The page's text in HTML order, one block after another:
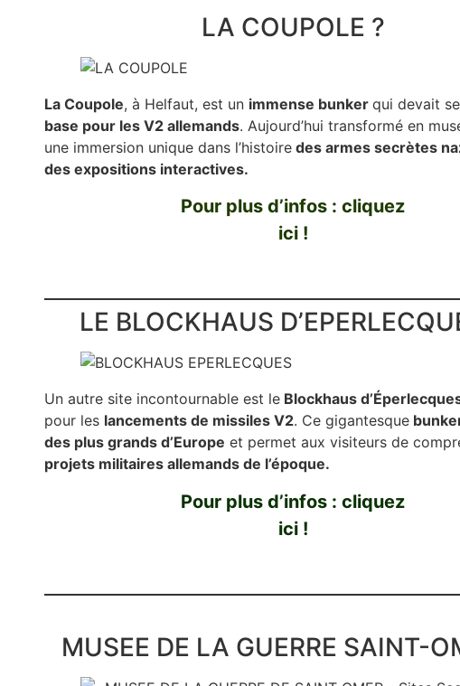
LA COUPOLE ?
La Coupole, à Helfaut, est un immense bunker qui devait
base pour les V2 allemands. Aujourd’hui transformé en
une immersion unique dans l’histoire des armes secrètes
des expositions interactives.
Pour plus d’infos : cliquez
ici !
LE BLOCKHAUS
Un autre site incontournable est le Blockhaus
pour les lancements de missiles V2. Ce gigantesque
des plus grands d’Europe et permet aux visiteurs de
projets militaires allemands de l’époque.
Pour plus d’infos : cliquez
ici !
MUSEE DE LA GUERRE SAINT-